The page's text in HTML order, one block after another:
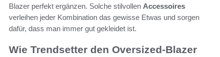
Blazer perfekt ergänzen. Solche stilvollen Accessoires
verleihen jeder Kombination das gewisse Etwas und sorgen
dafür, dass man immer gut gekleidet ist.
Wie Trendsetter den Oversized-Blazer